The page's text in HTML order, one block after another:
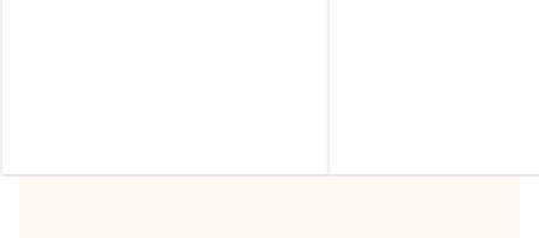
Hilfsbereitschaft!